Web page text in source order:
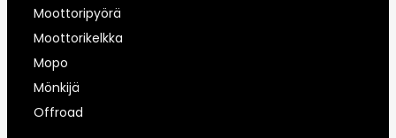
Moottoripyörä
Moottorikelkka
Mopo
Mönkijä
Offroad